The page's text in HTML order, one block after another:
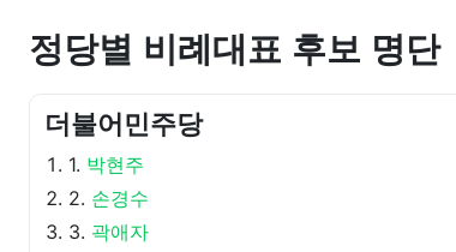
정당별 비례대표 후보 명단
더불어민주당
1. 박현주
2. 손경수
3. 곽애자